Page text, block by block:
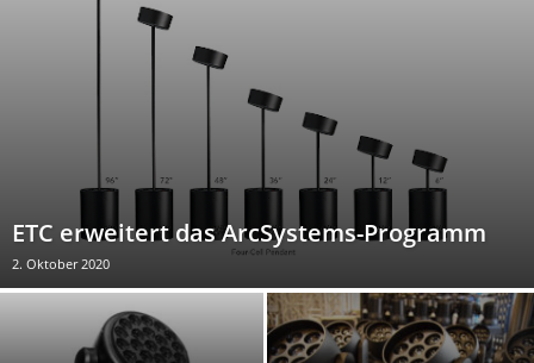
ETC erweitert das ArcSystems-Programm
2. Oktober 2020